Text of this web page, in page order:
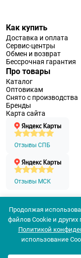
Как купить
Доставка и оплата
Сервис-центры
Обмен и возврат
Бессрочная гарантия
Про товары
Каталог
Оптовикам
Снято с производства
Бренды
Карта сайта
Отзывы СПБ
Отзывы МСК
© 1994 — 2026
Согласие на
Продолжая
файлов Cookie и других
Политикой
использование